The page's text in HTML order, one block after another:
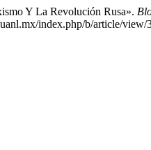
Y La Revolución Rusa».
index.php/b/article/view/